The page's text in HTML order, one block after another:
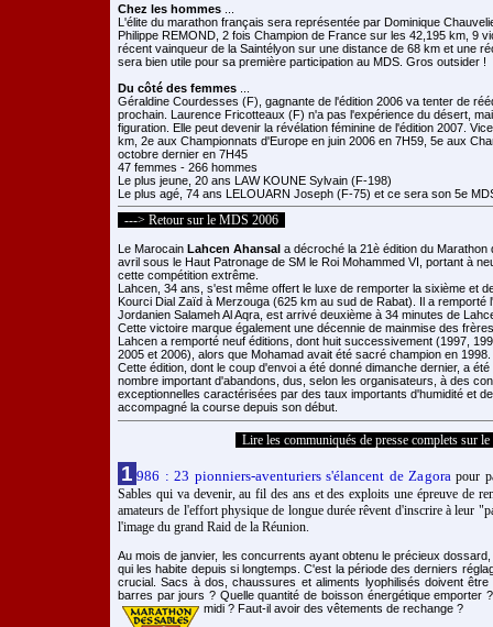
Chez les hommes
L'élite du marathon français sera représentée par Dominique
Philippe REMOND, 2 fois Champion de France sur les 42,195 km, 9
récent vainqueur de la Saintélyon sur une distance de 68 km et une
sera bien utile pour sa première participation au MDS. Gros outsider !
Du côté des femmes
Géraldine Courdesses (F), gagnante de l'édition 2006 va tenter de
prochain. Laurence Fricotteaux (F) n'a pas l'expérience du désert,
figuration. Elle peut devenir la révélation féminine de l'édition 2007.
km, 2e aux Championnats d'Europe en juin 2006 en 7H59, 5e aux
octobre dernier en 7H45
47 femmes - 266 hommes
Le plus jeune, 20 ans LAW KOUNE Sylvain (F-198)
Le plus agé, 74 ans LELOUARN Joseph (F-75) et ce sera son 5e
---> Retour sur le MDS 2006
Le Marocain Lahcen Ahansal a décroché la 21è édition du
avril sous le Haut Patronage de SM le Roi Mohammed VI, portant à
cette compétition extrême.
Lahcen, 34 ans, s'est même offert le luxe de remporter la sixième et
Kourci Dial Zaïd à Merzouga (625 km au sud de Rabat). Il a remporté
Jordanien Salameh Al Aqra, est arrivé deuxième à 34 minutes de
Cette victoire marque également une décennie de mainmise des
Lahcen a remporté neuf éditions, dont huit successivement (1997,
2005 et 2006), alors que Mohamad avait été sacré champion en 1998.
Cette édition, dont le coup d'envoi a été donné dimanche dernier, a
nombre important d'abandons, dus, selon les organisateurs, à des
exceptionnelles caractérisées par des taux importants d'humidité et
accompagné la course depuis son début.
Lire les communiqués de presse complets sur
1 986 : 23 pionniers-aventuriers s'élancent de Zagorapour
Sables qui va devenir, au fil des ans et des exploits une épreuve de
amateurs de l'effort physique de longue durée rêvent d'inscrire à leur
l'image du grand Raid de la Réunion.
Au mois de janvier, les concurrents ayant obtenu le précieux
qui les habite depuis si longtemps. C'est la période des derniers
crucial. Sacs à dos, chaussures et aliments lyophilisés doivent
barres par jours ? Quelle quantité de boisson énergétique emporter
midi ? Faut-il avoir des vêtements de rechange ?